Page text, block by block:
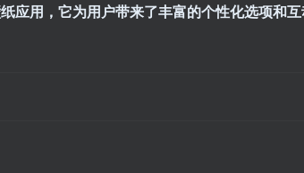
应用，它为用户带来了丰富的个性化选项和
扫